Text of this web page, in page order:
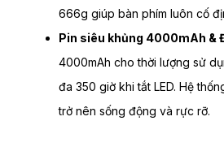
666g giúp bàn phím luôn cố
Pin siêu khủng 4000mAh &
4000mAh cho thời lượng sử
đa 350 giờ khi tắt LED. Hệ
trở nên sống động và rực rỡ.